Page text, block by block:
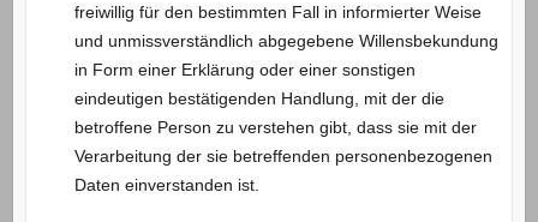
freiwillig für den bestimmten Fall in informierter Weise
und unmissverständlich abgegebene Willensbekundung
in Form einer Erklärung oder einer sonstigen
eindeutigen bestätigenden Handlung, mit der die
betroffene Person zu verstehen gibt, dass sie mit der
Verarbeitung der sie betreffenden personenbezogenen
Daten einverstanden ist.